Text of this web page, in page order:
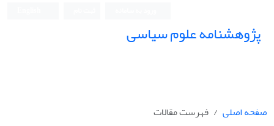
پژوهشنامه علوم سیاسی
صفحه اصلی
فهرست مقالات